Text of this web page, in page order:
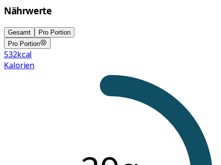
Nährwerte
Gesamt
Pro Portion
Pro Portion
532kcal
Kalorien